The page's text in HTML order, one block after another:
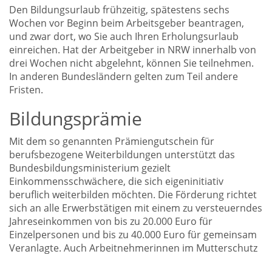
Den Bildungsurlaub frühzeitig, spätestens sechs
Wochen vor Beginn beim Arbeitsgeber beantragen,
und zwar dort, wo Sie auch Ihren Erholungsurlaub
einreichen. Hat der Arbeitgeber in NRW innerhalb von
drei Wochen nicht abgelehnt, können Sie teilnehmen.
In anderen Bundesländern gelten zum Teil andere
Fristen.
Bildungsprämie
Mit dem so genannten Prämiengutschein für
berufsbezogene Weiterbildungen unterstützt das
Bundesbildungsministerium gezielt
Einkommensschwächere, die sich eigeninitiativ
beruflich weiterbilden möchten. Die Förderung richtet
sich an alle Erwerbstätigen mit einem zu versteuerndes
Jahreseinkommen von bis zu 20.000 Euro für
Einzelpersonen und bis zu 40.000 Euro für gemeinsam
Veranlagte. Auch Arbeitnehmerinnen im Mutterschutz